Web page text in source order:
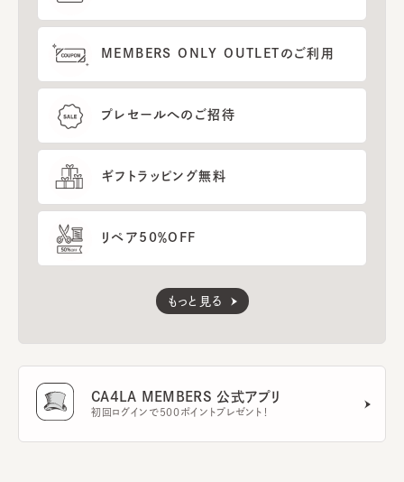
MEMBERS ONLY OUTLETのご利用
プレセールへのご招待
ギフトラッピング無料
リペア50％OFF
もっと見る
CA4LA MEMBERS 公式アプリ
初回ログインで500ポイントプレゼント！